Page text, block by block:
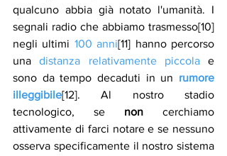
qualcuno abbia già notato l'umanità. I
segnali radio che abbiamo trasmesso[10]
negli ultimi 100 anni[11] hanno percorso
una distanza relativamente piccola e
sono da tempo decaduti in un rumore
illeggibile[12]. Al nostro stadio
tecnologico, se non cerchiamo
attivamente di farci notare e se nessuno
osserva specificamente il nostro sistema